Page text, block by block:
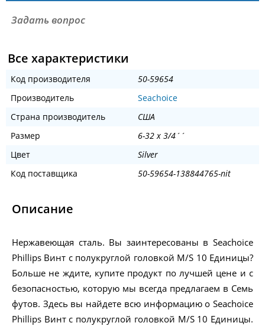
Задать вопрос
Все характеристики
Код производителя
50-59654
Производитель
Seachoice
Страна производитель
США
Размер
6-32 x 3/4´´
Цвет
Silver
Код поставщика
50-59654-138844765-nit
Описание
Нержавеющая сталь. Вы заинтересованы в Seachoice
Phillips Винт с полукруглой головкой M/S 10 Единицы?
Больше не ждите, купите продукт по лучшей цене и с
безопасностью, которую мы всегда предлагаем в Семь
футов. Здесь вы найдете всю информацию о Seachoice
Phillips Винт с полукруглой головкой M/S 10 Единицы.